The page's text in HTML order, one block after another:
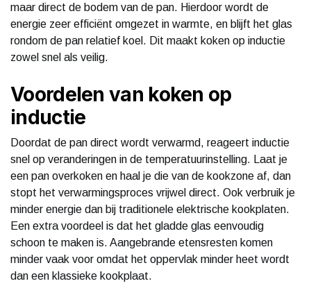
maar direct de bodem van de pan. Hierdoor wordt de
energie zeer efficiënt omgezet in warmte, en blijft het glas
rondom de pan relatief koel. Dit maakt koken op inductie
zowel snel als veilig.
Voordelen van koken op
inductie
Doordat de pan direct wordt verwarmd, reageert inductie
snel op veranderingen in de temperatuurinstelling. Laat je
een pan overkoken en haal je die van de kookzone af, dan
stopt het verwarmingsproces vrijwel direct. Ook verbruik je
minder energie dan bij traditionele elektrische kookplaten.
Een extra voordeel is dat het gladde glas eenvoudig
schoon te maken is. Aangebrande etensresten komen
minder vaak voor omdat het oppervlak minder heet wordt
dan een klassieke kookplaat.